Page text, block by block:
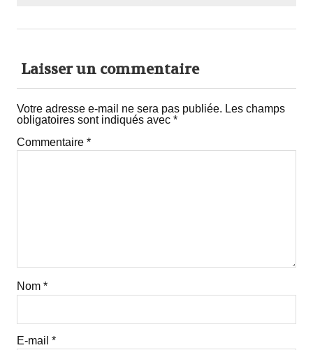
Laisser un commentaire
Votre adresse e-mail ne sera pas publiée. Les champs
obligatoires sont indiqués avec *
Commentaire *
Nom *
E-mail *